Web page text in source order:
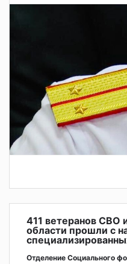
411 ветеранов СВО
области прошли с
Отделение Социального